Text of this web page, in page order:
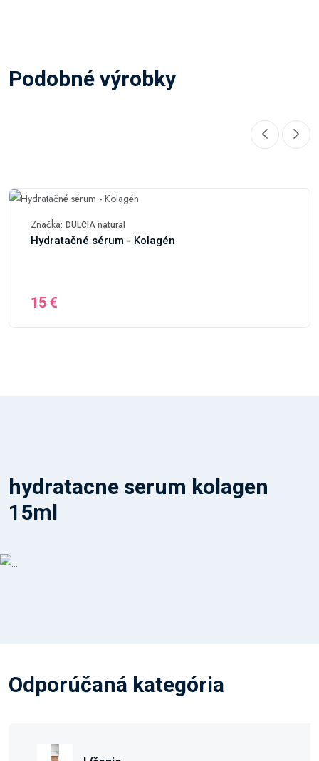
Podobné výrobky
Značka: DULCIA natural
Hydratačné sérum - Kolagén
15 €
hydratacne serum kolagen
15ml
Odporúčaná kategória